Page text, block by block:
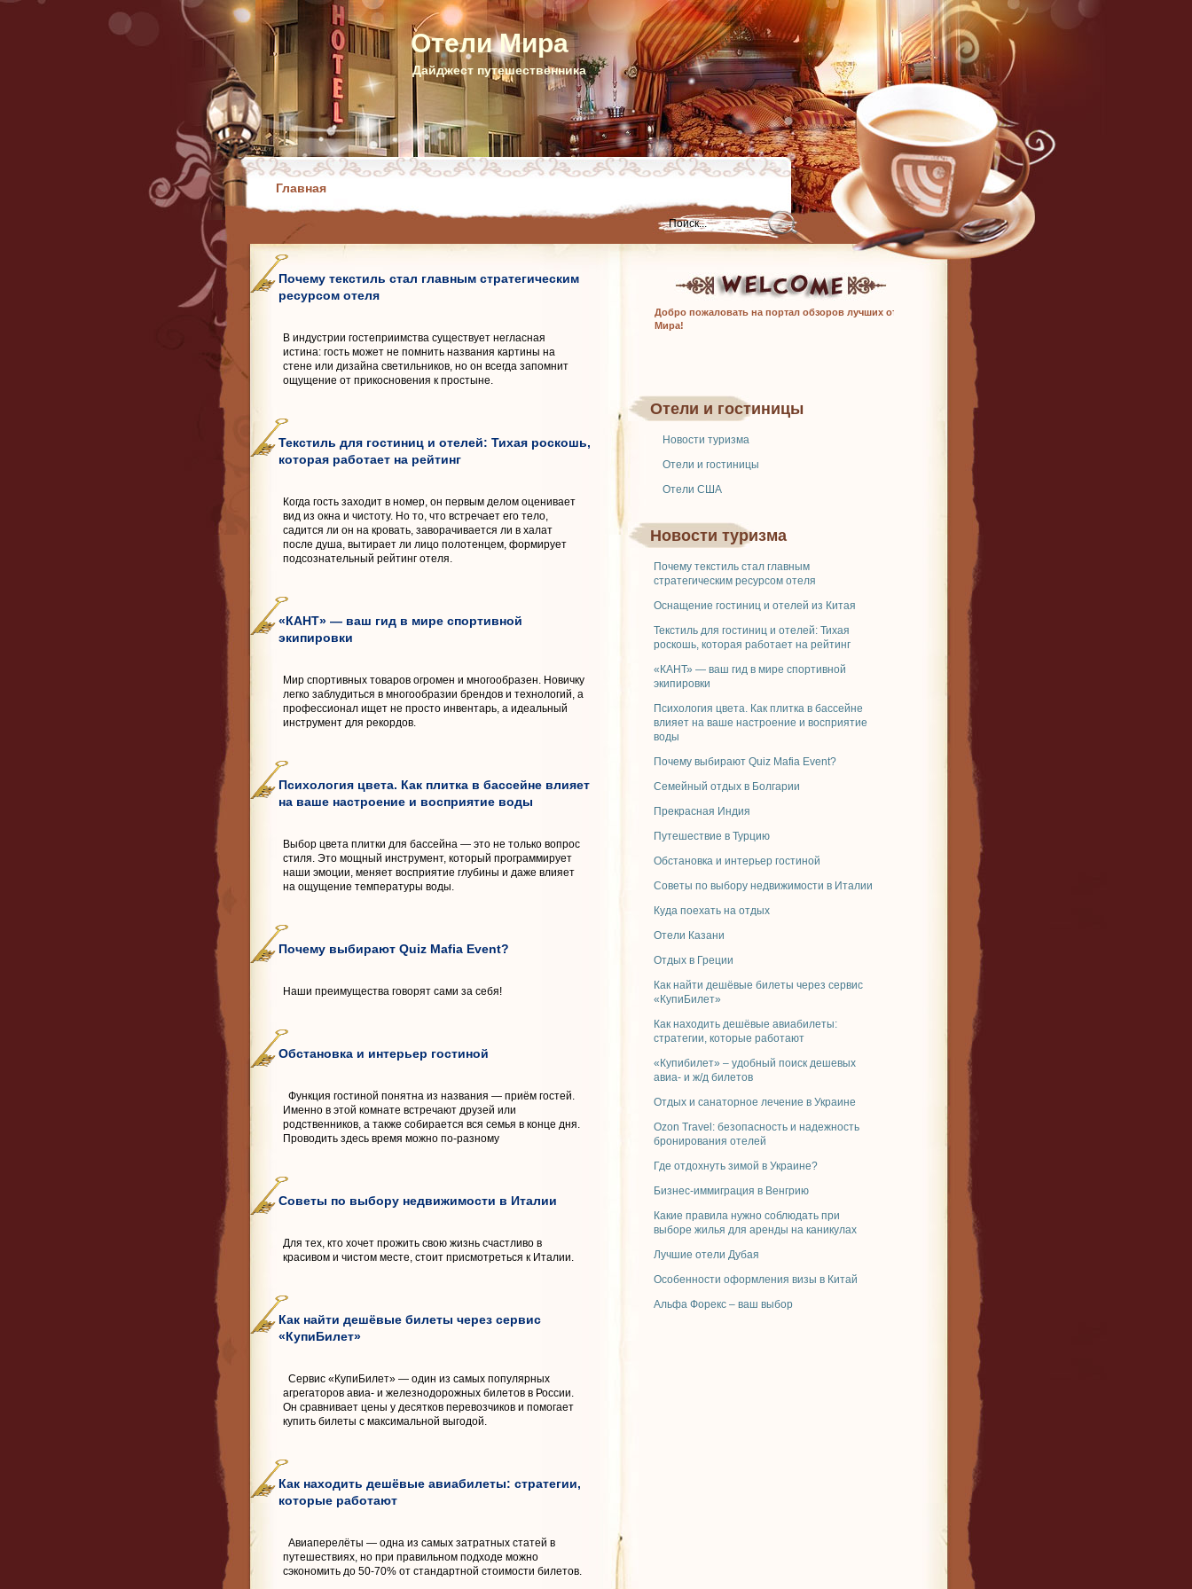
Отели Мира
Дайджест путешественника
Главная
Добро пожаловать на портал обзоров лучших отелей
Мира!
Отели и гостиницы
Новости туризма
Отели и гостиницы
Отели США
Новости туризма
Почему текстиль стал главным
стратегическим ресурсом отеля
Оснащение гостиниц и отелей из Китая
Текстиль для гостиниц и отелей: Тихая
роскошь, которая работает на рейтинг
«КАНТ» — ваш гид в мире спортивной
экипировки
Психология цвета. Как плитка в бассейне
влияет на ваше настроение и восприятие
воды
Почему выбирают Quiz Mafia Event?
Семейный отдых в Болгарии
Прекрасная Индия
Путешествие в Турцию
Обстановка и интерьер гостиной
Советы по выбору недвижимости в Италии
Куда поехать на отдых
Отели Казани
Отдых в Греции
Как найти дешёвые билеты через сервис
«КупиБилет»
Как находить дешёвые авиабилеты:
стратегии, которые работают
«Купибилет» – удобный поиск дешевых
авиа- и ж/д билетов
Отдых и санаторное лечение в Украине
Ozon Travel: безопасность и надежность
бронирования отелей
Где отдохнуть зимой в Украине?
Бизнес-иммиграция в Венгрию
Какие правила нужно соблюдать при
выборе жилья для аренды на каникулах
Лучшие отели Дубая
Особенности оформления визы в Китай
Альфа Форекс – ваш выбор
Почему текстиль стал главным стратегическим
ресурсом отеля
В индустрии гостеприимства существует негласная
истина: гость может не помнить названия картины на
стене или дизайна светильников, но он всегда запомнит
ощущение от прикосновения к простыне.
Текстиль для гостиниц и отелей: Тихая роскошь,
которая работает на рейтинг
Когда гость заходит в номер, он первым делом оценивает
вид из окна и чистоту. Но то, что встречает его тело,
садится ли он на кровать, заворачивается ли в халат
после душа, вытирает ли лицо полотенцем, формирует
подсознательный рейтинг отеля.
«КАНТ» — ваш гид в мире спортивной
экипировки
Мир спортивных товаров огромен и многообразен. Новичку
легко заблудиться в многообразии брендов и технологий, а
профессионал ищет не просто инвентарь, а идеальный
инструмент для рекордов.
Психология цвета. Как плитка в бассейне влияет
на ваше настроение и восприятие воды
Выбор цвета плитки для бассейна — это не только вопрос
стиля. Это мощный инструмент, который программирует
наши эмоции, меняет восприятие глубины и даже влияет
на ощущение температуры воды.
Почему выбирают Quiz Mafia Event?
Наши преимущества говорят сами за себя!
Обстановка и интерьер гостиной
Функция гостиной понятна из названия — приём гостей.
Именно в этой комнате встречают друзей или
родственников, а также собирается вся семья в конце дня.
Проводить здесь время можно по-разному
Советы по выбору недвижимости в Италии
Для тех, кто хочет прожить свою жизнь счастливо в
красивом и чистом месте, стоит присмотреться к Италии.
Как найти дешёвые билеты через сервис
«КупиБилет»
Сервис «КупиБилет» — один из самых популярных
агрегаторов авиа- и железнодорожных билетов в России.
Он сравнивает цены у десятков перевозчиков и помогает
купить билеты с максимальной выгодой.
Как находить дешёвые авиабилеты: стратегии,
которые работают
Авиаперелёты — одна из самых затратных статей в
путешествиях, но при правильном подходе можно
сэкономить до 50-70% от стандартной стоимости билетов.